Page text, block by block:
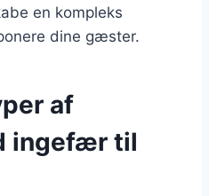
en kompleks
dine gæster.
af
ingefær til